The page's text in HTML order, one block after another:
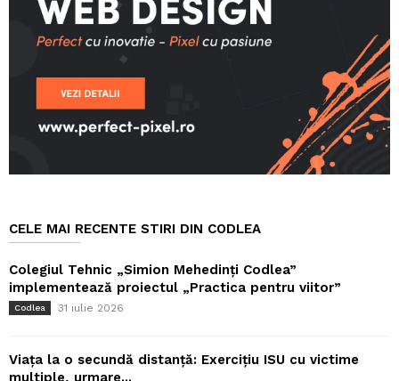
CELE MAI RECENTE STIRI DIN CODLEA
Colegiul Tehnic „Simion Mehedinți Codlea”
implementează proiectul „Practica pentru viitor”
Codlea 31 iulie 2026
Viața la o secundă distanță: Exercițiu ISU cu victime
multiple, urmare...